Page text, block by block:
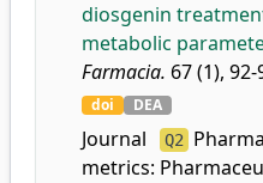
diosgenin
metabolic
Farmacia. 67 (1),
doi DEA
Journal
metrics:
Q2